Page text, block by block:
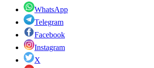
WhatsApp
Telegram
Facebook
Instagram
X